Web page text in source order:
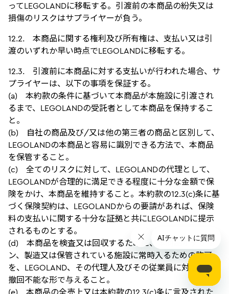
ってLEGOLANDに移転する。引渡前の本商品の紛失又は
損傷のリスクはサプライヤーが負う。
12.2. 本商品に関する権利及び所有権は、支払い又は引
渡のいずれか早い時点でLEGOLANDに移転する。
12.3. 引渡前に本商品に対する支払いが行われた場合、サ
プライヤーは、以下の事項を保証する。
(a) 本約款の条件に基づいて本商品が本施設に引渡され
るまで、LEGOLANDの受託者として本商品を保持するこ
と。
(b) 自社の商品及び/又は他の第三者の商品と区別して、
LEGOLANDの本商品と容易に識別できる方法で、本商品
を保管すること。
(c) 全てのリスクに対して、LEGOLANDの代理として、
LEGOLANDが合理的に満足できる程度に十分な金額で保
険をかけ、本商品を維持すること。本約款の12.3(c)条に基
づく保険契約は、LEGOLANDからの要請があれば、保険
料の支払いに関する十分な証拠と共にLEGOLANDに提示
されるものとする。
(d) 本商品を検査又は回収するために、本商品がデザイ
ン、製造又は保管されている施設に常時入るための許可
を、LEGOLAND、その代理人及びその従業員に対して、
撤回不能な形で与えること。
(e) 本商品の全売上又は本約款の12.3(c)条に言及された